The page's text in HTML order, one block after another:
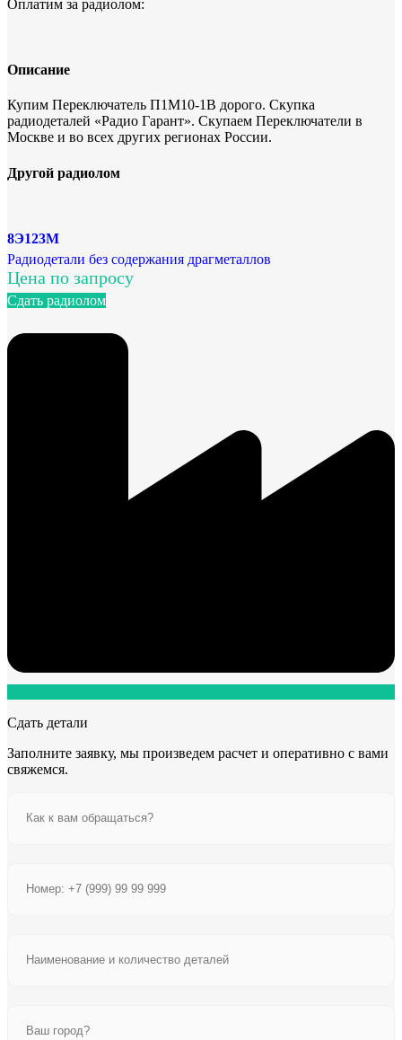
Оплатим за радиолом:
Описание
Купим Переключатель П1М10-1В дорого. Скупка
радиодеталей «Радио Гарант». Скупаем Переключатели в
Москве и во всех других регионах России.
Другой радиолом
8Э123М
Радиодетали без содержания драгметаллов
Цена по запросу
Сдать радиолом
Сдать детали
Заполните заявку, мы произведем расчет и оперативно с вами
свяжемся.